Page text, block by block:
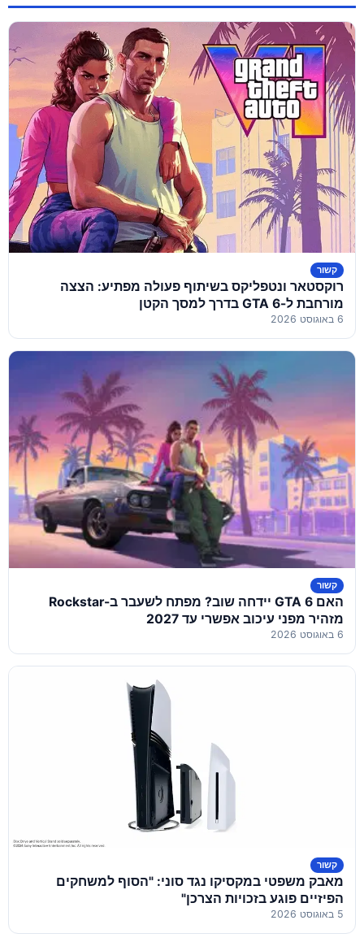
קשור
רוקסטאר ונטפליקס בשיתוף פעולה מפתיע: הצצה
מורחבת ל-GTA 6 בדרך למסך הקטן
6 באוגוסט 2026
קשור
האם GTA 6 יידחה שוב? מפתח לשעבר ב-Rockstar
מזהיר מפני עיכוב אפשרי עד 2027
6 באוגוסט 2026
קשור
מאבק משפטי במקסיקו נגד סוני: "הסוף למשחקים
הפיזיים פוגע בזכויות הצרכן"
5 באוגוסט 2026